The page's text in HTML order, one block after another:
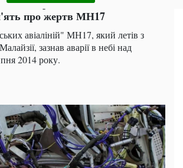
про жертв МН17
авіаліній" МН17, який летів з
зазнав аварії в небі над
2014 року.